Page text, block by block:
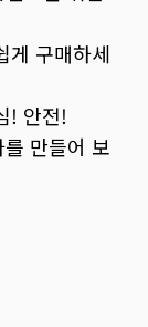
게 구매하세
! 안전!
만들어 보